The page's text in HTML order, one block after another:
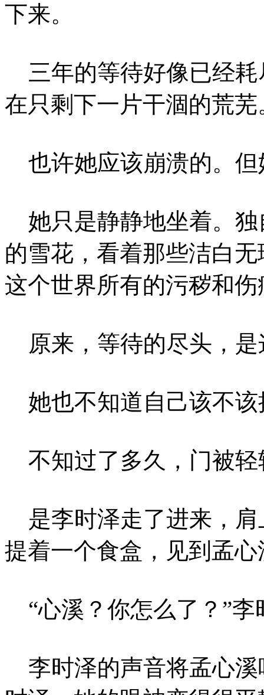
下来。
三年的等待好像已经
在只剩下一片干涸的荒芜
也许她应该崩溃的。但
她只是静静地坐着。独
的雪花，看着那些洁白
这个世界所有的污秽和伤
原来，等待的尽头，
她也不知道自己该不该
不知过了多久，门被轻
是李时泽走了进来，肩
提着一个食盒，见到孟
“心溪？你怎么了？”李
李时泽的声音将孟心溪